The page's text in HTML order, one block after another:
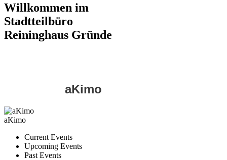
Willkommen im
Stadtteilbüro
Reininghaus Gründe
aKimo
aKimo
Current Events
Upcoming Events
Past Events